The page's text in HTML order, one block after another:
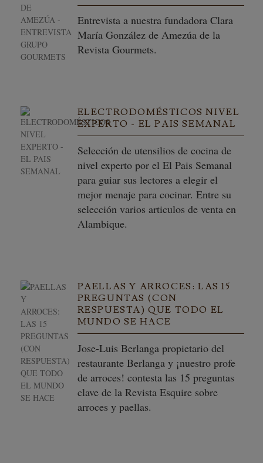
Entrevista a nuestra fundadora Clara
María González de Amezúa de la
Revista Gourmets.
ELECTRODOMÉSTICOS NIVEL
EXPERTO - EL PAIS SEMANAL
Selección de utensilios de cocina de
nivel experto por el El Pais Semanal
para guiar sus lectores a elegir el
mejor menaje para cocinar. Entre su
selección varios articulos de venta en
Alambique.
PAELLAS Y ARROCES: LAS 15
PREGUNTAS (CON
RESPUESTA) QUE TODO EL
MUNDO SE HACE
Jose-Luis Berlanga propietario del
restaurante Berlanga y ¡nuestro profe
de arroces! contesta las 15 preguntas
clave de la Revista Esquire sobre
arroces y paellas.